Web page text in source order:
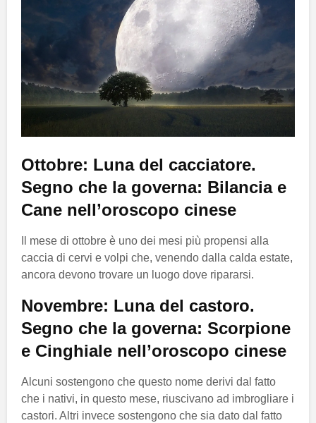
Ottobre: Luna del cacciatore.
Segno che la governa: Bilancia e
Cane nell’oroscopo cinese
Il mese di ottobre è uno dei mesi più propensi alla
caccia di cervi e volpi che, venendo dalla calda estate,
ancora devono trovare un luogo dove ripararsi.
Novembre: Luna del castoro.
Segno che la governa: Scorpione
e Cinghiale nell’oroscopo cinese
Alcuni sostengono che questo nome derivi dal fatto
che i nativi, in questo mese, riuscivano ad imbrogliare i
castori. Altri invece sostengono che sia dato dal fatto